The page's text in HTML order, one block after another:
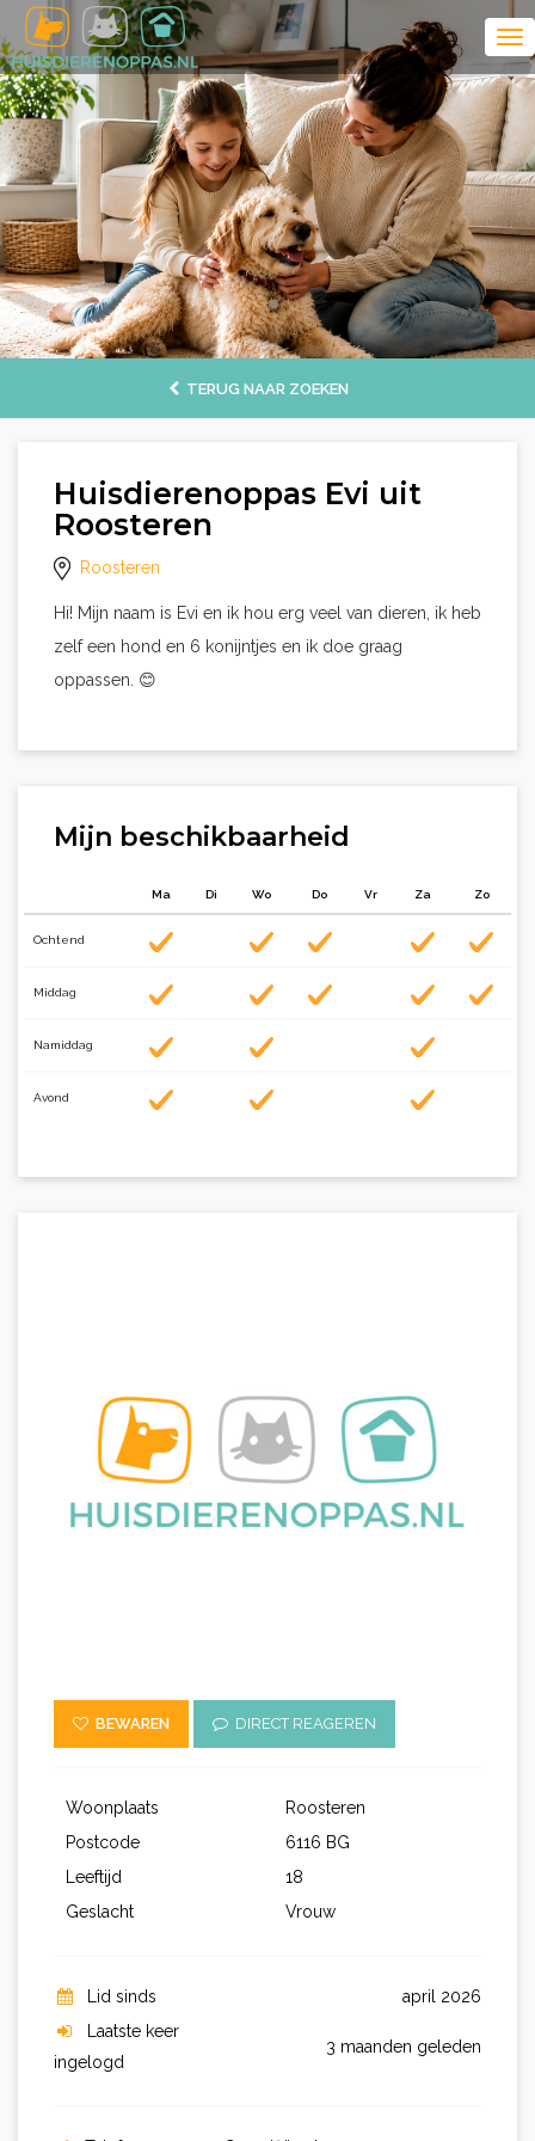
TERUG NAAR ZOEKEN
Huisdierenoppas Evi uit
Roosteren
Roosteren
Hi! Mijn naam is Evi en ik hou erg veel van dieren, ik heb
zelf een hond en 6 konijntjes en ik doe graag
oppassen. 😊
Mijn beschikbaarheid
Ma Di Wo Do Vr Za Zo
Ochtend
Middag
Namiddag
Avond
BEWAREN DIRECT REAGEREN
Woonplaats
Roosteren
Postcode
6116 BG
Leeftijd
18
Geslacht
Vrouw
Lid sinds
april 2026
Laatste keer
ingelogd
3 maanden geleden